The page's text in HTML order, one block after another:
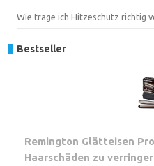
Wie trage ich Hitzeschutz richtig
Bestseller
Remington Glätteisen
Haarschäden zu